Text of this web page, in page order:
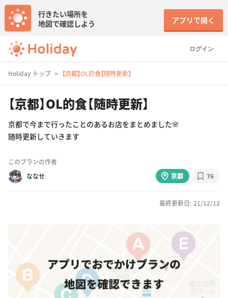
ログイン
行きたい場所を
地図で確認しよう
アプリで開く
Holiday トップ 【京都】OL的食【随時更新】
【京都】OL的食【随時更新】
京都で今まで行ったことのあるお店をまとめました🌸
随時更新していきます
このプランの作者
ななせ
京都 76
最終更新日: 21/12/12